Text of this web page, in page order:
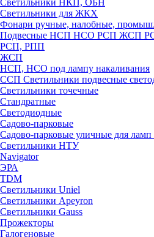
Светильники НКП, ОБН
Светильники для ЖКХ
Фонари ручные, налобные,
Подвесные НСП НСО РСП ЖСП
РСП, РПП
ЖСП
НСП, НСО под лампу накаливания
ССП Светильники подвесные
Светильники точечные
Стандратные
Светодиодные
Садово-парковые
Садово-парковые уличные для
Светильники НТУ
Navigator
ЭРА
TDM
Светильники Uniel
Светильники Apeyron
Светильники Gauss
Прожекторы
Галогеновые